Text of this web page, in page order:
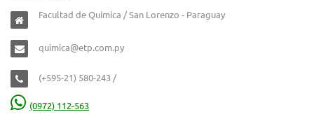
Facultad de Química / San Lorenzo - Paraguay
quimica@etp.com.py
(+595-21) 580-243 /
(0972) 112-563